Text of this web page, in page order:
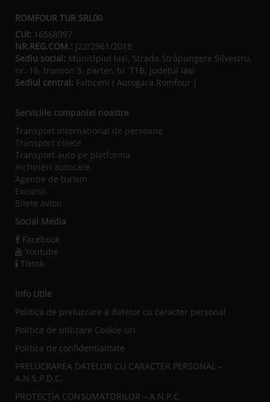
ROMFOUR TUR SRL00
CUI: 16568997
NR.REG.COM.: J22/2961/2018
Sediu social: Municipiul Iaşi, Strada Străpungere Silvestru,
nr. 16, tronson 5, parter, bl. T1B, Județul Iaşi
Sediul central: Falticeni ( Autogara Romfour )
Serviciile companiei noastre
Transport international de persoane
Transport colete
Transport auto pe platforma
Inchirieri autocare
Agentie de turism
Excursii
Bilete avion
Social Media
Facebook
Youtube
Tiktok
Info Utile
Politica de prelucrare a datelor cu caracter personal
Politica de utilizare Cookie-uri
Politica de confidențialitate
PRELUCRAREA DATELOR CU CARACTER PERSONAL –
A.N.S.P.D.C.
PROTECȚIA CONSUMATORILOR – A.N.P.C.